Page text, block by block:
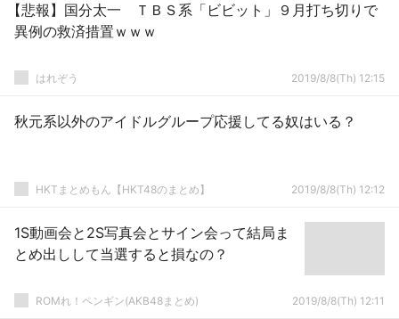
【悲報】国分太一 ＴＢＳ系「ビビット」９月打ち切りで
異例の救済措置ｗｗｗ
はれぞう 2019/8/8(Th) 12:15
秋元系以外のアイドルグループ応援してる奴はいる？
HKTまとめもん【HKT48のまとめ】 2019/8/8(Th) 12:12
1S動画会と2S写真会とサイン会って結局ま
とめ出しして当選すると損なの？
ROMれ！ペンギン(AKB48まとめ) 2019/8/8(Th) 12:11